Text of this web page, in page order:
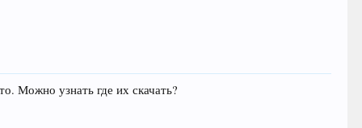
Можно узнать где их скачать?